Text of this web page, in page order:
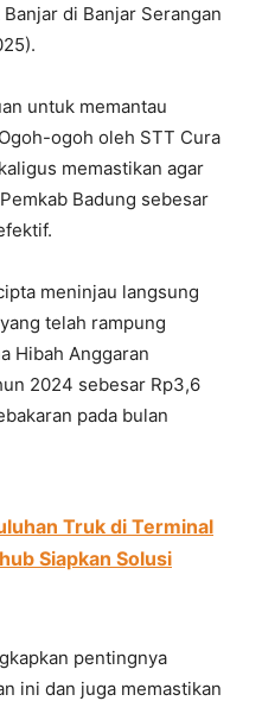
di Banjar Serangan
untuk memantau
ogoh oleh STT Cura
memastikan agar
Badung sebesar
meninjau langsung
telah rampung
Hibah Anggaran
2024 sebesar Rp3,6
pada bulan
Truk di Terminal
Siapkan Solusi
pentingnya
ini dan juga memastikan